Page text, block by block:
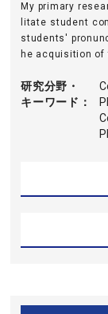
My primary
litate student
students'
he acquisition of
研究分野・
キーワード